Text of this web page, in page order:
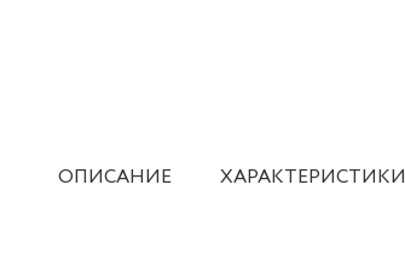
ОПИСАНИЕ ХАРАКТЕРИСТИКИ